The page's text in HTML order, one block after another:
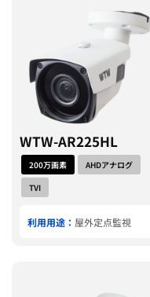
WTW-AR225HL
200万画素
AHDアナログ
TVI
利用用途： 屋外定点監視